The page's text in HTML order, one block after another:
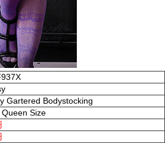
Gartered Bodystocking
Queen Size